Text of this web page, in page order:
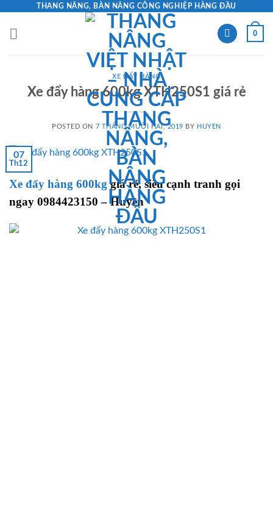
content
THANG NÂNG, BÀN NÂNG CÔNG NGHIỆP HÀNG ĐẦU
0
XE ĐẨY HÀNG
Xe đẩy hàng 600kg XTH250S1 giá rẻ
POSTED ON 7 THÁNG MƯỜI HAI, 2019 BY HUYEN
07
Th12
Xe đẩy hàng 600kggiá rẻ, siêu cạnh tranh gọi
ngay 0984423150 – Huyền